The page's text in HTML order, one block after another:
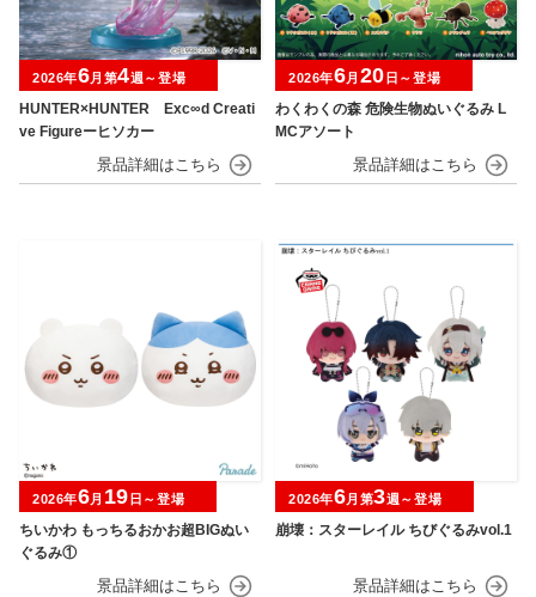
HUNTER×HUNTER Exc∞d Creati
ve Figureーヒソカー
2026年6月第4週～登場
わくわくの森 危険生物ぬいぐるみ L
MCアソート
2026年6月 20 日～登場
ちいかわ もっちるおかお超BIGぬい
ぐるみ①
2026年6月 19 日～登場
崩壊：スターレイル ちびぐるみvol.1
2026年6月第3週～登場